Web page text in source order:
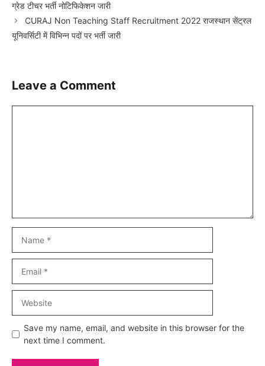
ग्रेड टीचर भर्ती नोटिफिकेशन जारी
CURAJ Non Teaching Staff Recruitment 2022 राजस्थान सेंट्रल
यूनिवर्सिटी में विभिन्न पदों पर भर्ती जारी
Leave a Comment
Save my name, email, and website in this browser for the
next time I comment.